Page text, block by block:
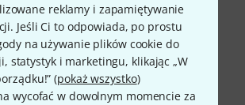
reklamy i zapamiętywanie
Jeśli Ci to odpowiada, po prostu
na używanie plików cookie do
statystyk i marketingu, klikając „W
(pokaż wszystko)
wycofać w dowolnym momencie za
a Ernst Schreiber EPE JM mouthpiece
on the Tuyama Low C bassclarinet.
ZGŁOŚ NADUŻYCIE